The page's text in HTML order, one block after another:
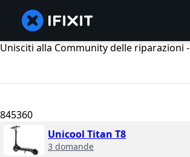
Unisciti alla Community delle riparazioni -
845360
Unicool Titan T8
3 domande